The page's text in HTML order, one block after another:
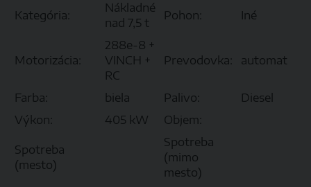
Kategória:
Nákladné
nad 7,5 t
Pohon: Iné
Motorizácia:
288e-8 +
VINCH +
RC
Prevodovka: automat
Farba: biela Palivo:
Diesel
Výkon:
405 kW Objem:
Spotreba
(mesto)
Spotreba
(mimo
mesto)